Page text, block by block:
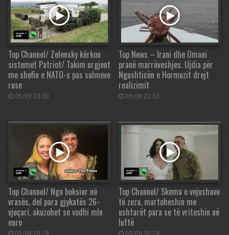
Top Channel/ Zelensky kërkon
sistemet Patriot/ Takim urgjent
me shefin e NATO-s pas sulmeve
ruse
05/08 23:00
Top News – Irani dhe Omani
pranë marrëveshjes. Ujdia për
Ngushticën e Hormuzit drejt
realizimit
05/08 22:52
Top Channel/ Nga boksier në
vrasës, del para gjykatës 26-
vjeçari, akuzohet se vodhi mln
euro
05/08 20:28
Top Channel/ Skema e vejushave
të zeza, martoheshin me
ushtarët para se të vriteshin në
luftë
05/08 20:24